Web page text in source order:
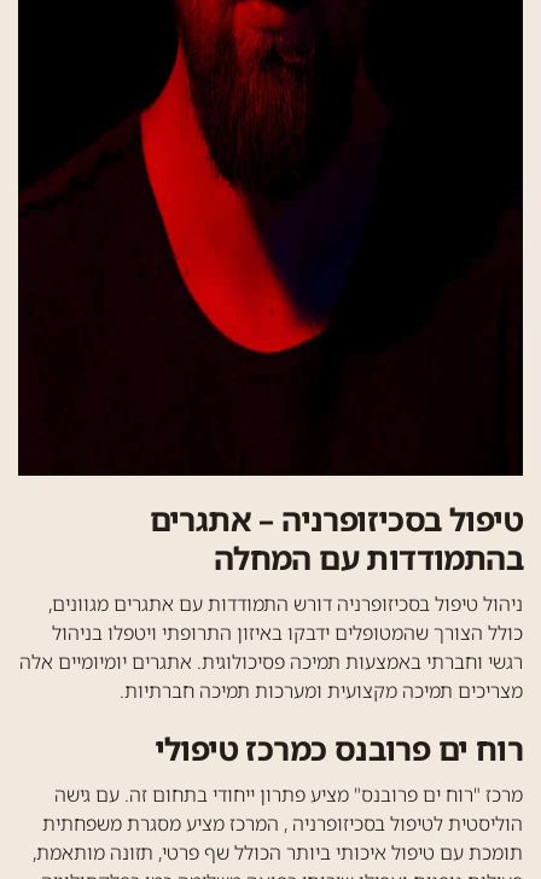
טיפול בסכיזופרניה – אתגרים
בהתמודדות עם המחלה
ניהול טיפול בסכיזופרניה דורש התמודדות עם אתגרים מגוונים,
כולל הצורך שהמטופלים ידבקו באיזון התרופתי ויטפלו בניהול
רגשי וחברתי באמצעות תמיכה פסיכולוגית. אתגרים יומיומיים אלה
מצריכים תמיכה מקצועית ומערכות תמיכה חברתיות.
רוח ים פרובנס כמרכז טיפולי
מרכז "רוח ים פרובנס" מציע פתרון ייחודי בתחום זה. עם גישה
הוליסטית לטיפול בסכיזופרניה , המרכז מציע מסגרת משפחתית
תומכת עם טיפול איכותי ביותר הכולל שף פרטי, תזונה מותאמת,